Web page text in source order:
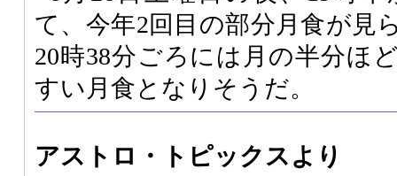
て、今年2回目の部分月食が見
20時38分ごろには月の半分ほ
すい月食となりそうだ。
アストロ・トピックスより